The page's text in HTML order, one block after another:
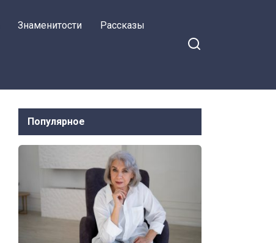
Знаменитости Рассказы
Популярное